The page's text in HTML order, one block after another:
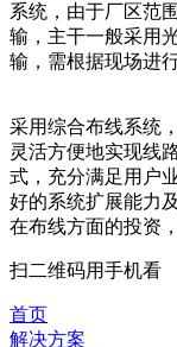
系统，由于厂区范
输，主干一般采用
输，需根据现场进
采用综合布线系统
灵活方便地实现线
式，充分满足用户
好的系统扩展能力
在布线方面的投资
扫二维码用手机看
首页
解决方案